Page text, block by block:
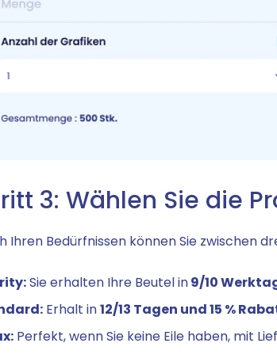
3: Wählen Sie die
Ihren Bedürfnissen können Sie zwischen
Sie erhalten Ihre Beutel in9/10
Erhalt in12/13 Tagen und 15 %
Perfekt, wenn Sie keine Eile haben, mit